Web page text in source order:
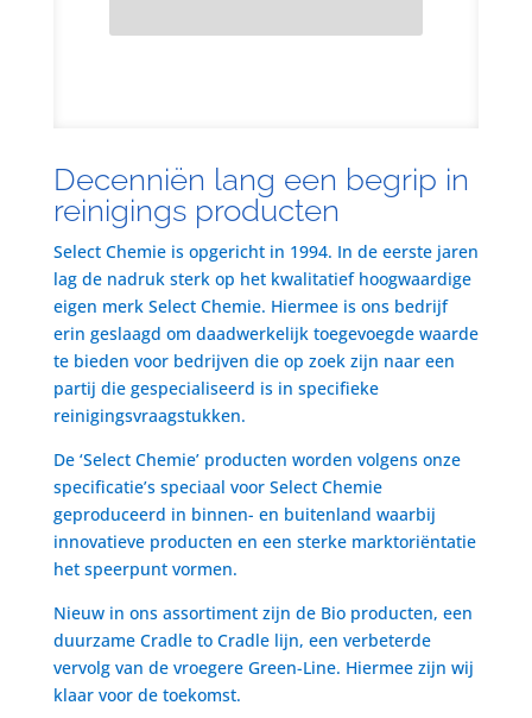
Decenniën lang een begrip in
reinigings producten
Select Chemie is opgericht in 1994. In de eerste jaren
lag de nadruk sterk op het kwalitatief hoogwaardige
eigen merk Select Chemie. Hiermee is ons bedrijf
erin geslaagd om daadwerkelijk toegevoegde waarde
te bieden voor bedrijven die op zoek zijn naar een
partij die gespecialiseerd is in specifieke
reinigingsvraagstukken.
De ‘Select Chemie’ producten worden volgens onze
specificatie’s speciaal voor Select Chemie
geproduceerd in binnen- en buitenland waarbij
innovatieve producten en een sterke marktoriëntatie
het speerpunt vormen.
Nieuw in ons assortiment zijn de Bio producten, een
duurzame Cradle to Cradle lijn, een verbeterde
vervolg van de vroegere Green-Line. Hiermee zijn wij
klaar voor de toekomst.